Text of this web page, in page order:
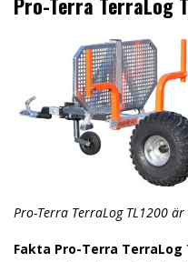
Pro-Terra TerraLog TL1200
Fakta Pro-Terra TerraLog